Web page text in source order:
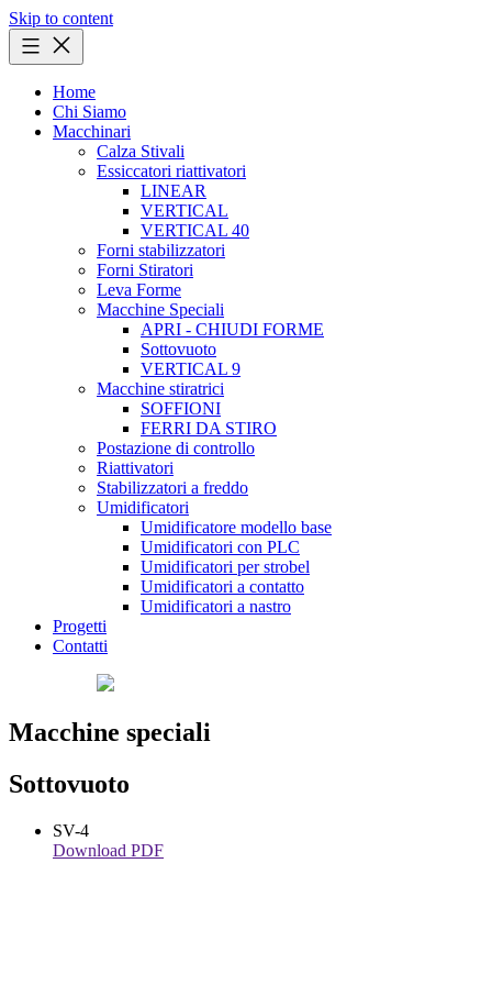
Skip to content
Home
Chi Siamo
Macchinari
Calza Stivali
Essiccatori riattivatori
LINEAR
VERTICAL
VERTICAL 40
Forni stabilizzatori
Forni Stiratori
Leva Forme
Macchine Speciali
APRI - CHIUDI FORME
Sottovuoto
VERTICAL 9
Macchine stiratrici
SOFFIONI
FERRI DA STIRO
Postazione di controllo
Riattivatori
Stabilizzatori a freddo
Umidificatori
Umidificatore modello base
Umidificatori con PLC
Umidificatori per strobel
Umidificatori a contatto
Umidificatori a nastro
Progetti
Contatti
Macchine speciali
Sottovuoto
SV-4
Download PDF